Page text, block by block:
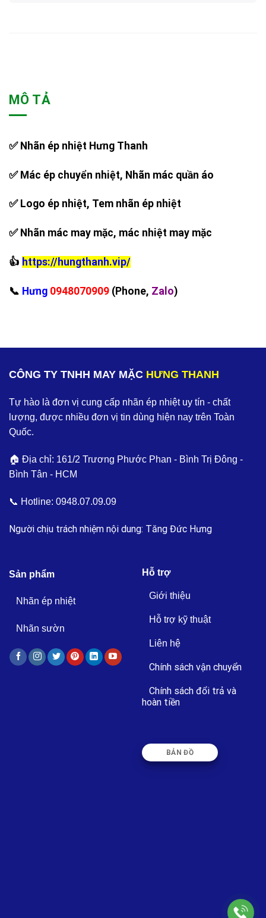
MÔ TẢ
✅ Nhãn ép nhiệt Hưng Thanh
✅ Mác ép chuyển nhiệt, Nhãn mác quần áo
✅ Logo ép nhiệt, Tem nhãn ép nhiệt
✅ Nhãn mác may mặc, mác nhiệt may mặc
👍 https://hungthanh.vip/
‪📞 Hưng 0948070909 (Phone, Zalo)
CÔNG TY TNHH MAY MẶC HƯNG THANH
Tự hào là đơn vị cung cấp nhãn ép nhiệt uy tín - chất
lượng, được nhiều đơn vị tin dùng hiện nay trên Toàn
Quốc.
🏠 Địa chỉ: 161/2 Trương Phước Phan - Bình Trị Đông -
Bình Tân - HCM
📞 Hotline: 0948.07.09.09
Người chịu trách nhiệm nội dung: Tăng Đức Hưng
Sản phẩm
Nhãn ép nhiệt
Nhãn sườn
Hỗ trợ
Giới thiệu
Hỗ trợ kỹ thuật
Liên hệ
Chính sách vận chuyển
Chính sách đổi trả và
hoàn tiền
BẢN ĐỒ